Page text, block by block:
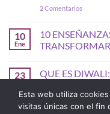
2Comentarios
10
Ene
10
23
QUE ES
Esta web utiliza
visitas únicas con el fin